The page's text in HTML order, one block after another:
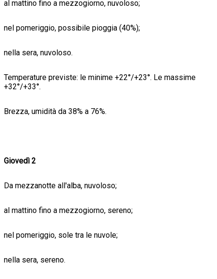
al mattino fino a mezzogiorno, nuvoloso;
nel pomeriggio, possibile pioggia (40%);
nella sera, nuvoloso.
Temperature previste: le minime +22°/+23°. Le massime
+32°/+33°.
Brezza, umidità da 38% a 76%.
Giovedì 2
Da mezzanotte all'alba, nuvoloso;
al mattino fino a mezzogiorno, sereno;
nel pomeriggio, sole tra le nuvole;
nella sera, sereno.